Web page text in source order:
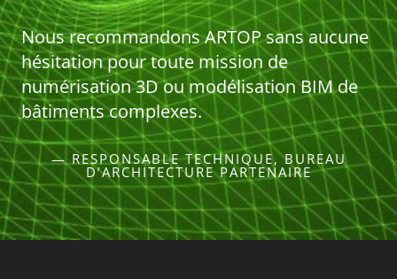
Nous recommandons ARTOP sans aucune
hésitation pour toute mission de
numérisation 3D ou modélisation BIM de
bâtiments complexes.
— RESPONSABLE TECHNIQUE, BUREAU
D’ARCHITECTURE PARTENAIRE